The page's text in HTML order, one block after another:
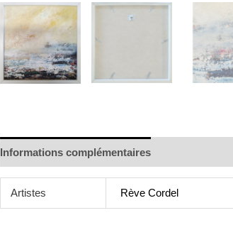
Informations complémentaires
Artistes Rève Cordel